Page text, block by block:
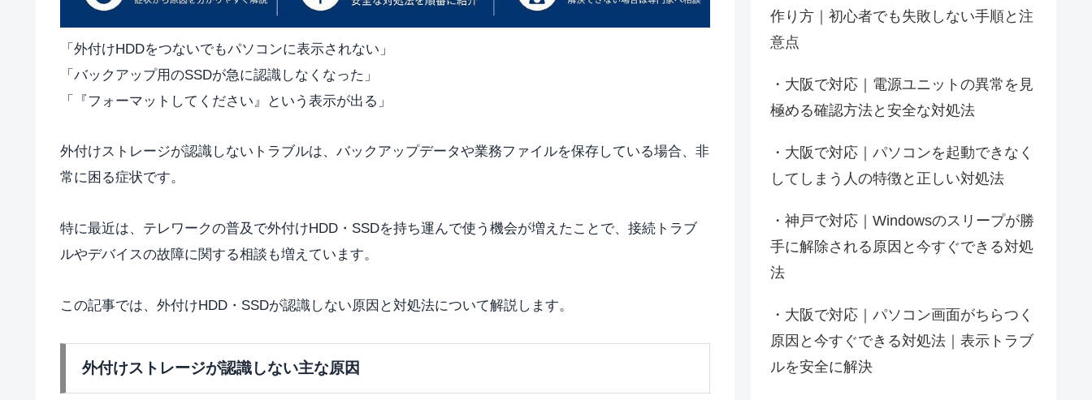
「外付けHDDをつないでもパソコンに表示されない」
「バックアップ用のSSDが急に認識しなくなった」
「『フォーマットしてください』という表示が出る」
外付けストレージが認識しないトラブルは、バックアップデータや業務ファイルを保存している場合、非
常に困る症状です。
特に最近は、テレワークの普及で外付けHDD・SSDを持ち運んで使う機会が増えたことで、接続トラブ
ルやデバイスの故障に関する相談も増えています。
この記事では、外付けHDD・SSDが認識しない原因と対処法について解説します。
外付けストレージが認識しない主な原因
作り方｜初心者でも失敗しない手順と注
意点
大阪で対応｜電源ユニットの異常を見
極める確認方法と安全な対処法
大阪で対応｜パソコンを起動できなく
してしまう人の特徴と正しい対処法
神戸で対応｜Windowsのスリープが勝
手に解除される原因と今すぐできる対処
法
大阪で対応｜パソコン画面がちらつく
原因と今すぐできる対処法｜表示トラブ
ルを安全に解決